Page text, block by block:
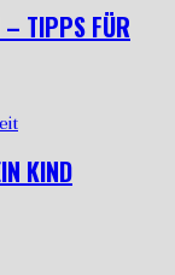
– TIPPS FÜR
KIND